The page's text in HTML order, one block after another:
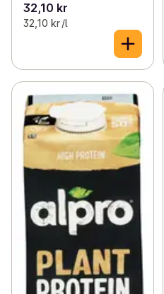
32,10 kr
32,10 kr /l